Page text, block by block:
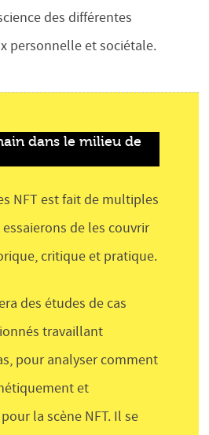
des différentes
personnelle et sociétale.
dans le milieu de
de les couvrir
critique et pratique.
des études de cas
travaillant
pour analyser comment
et
la scène NFT. Il se